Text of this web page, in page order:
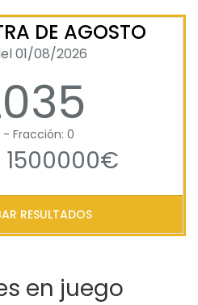
DE AGOSTO
01/08/2026
- Fracción: 0
1500000€
RESULTADOS
en juego